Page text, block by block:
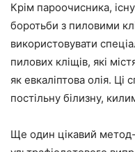
Крім пароочисника,
боротьби з пиловими
використовувати
пилових кліщів, які
як евкаліптова олія.
постільну білизну,
Ще один цікавий